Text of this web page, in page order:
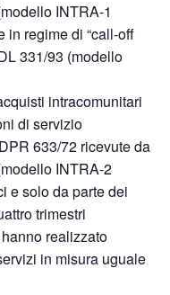
INTRA-1
in regime di “call-off
331/93 (modello
intracomunitari
di servizio
633/72 ricevute da
INTRA-2
e solo da parte dei
trimestri
realizzato
in misura uguale